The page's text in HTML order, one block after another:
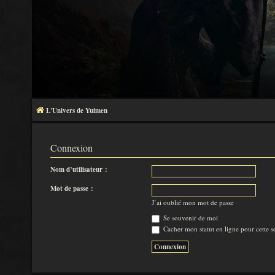
L'Univers de Yuimen
Connexion
Nom d’utilisateur :
Mot de passe :
J’ai oublié mon mot de passe
Se souvenir de moi
Cacher mon statut en ligne pour cette